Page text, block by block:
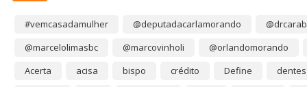
#vemcasadamulher @deputadacarlamorando
@marcelolimasbc
@marcovinholi
@orlandomorando
Acerta
acisa bispo crédito Define dentes